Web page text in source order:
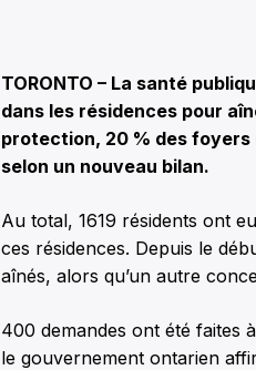
TORONTO – La santé
dans les résidences pour
protection, 20 % des foyers
selon un nouveau bilan.
Au total, 1619 résidents ont
ces résidences. Depuis le
aînés, alors qu’un autre
400 demandes ont été faites
le gouvernement ontarien